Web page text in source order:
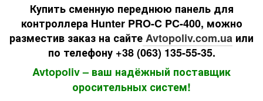
Купить сменную переднюю панель для
контроллера Hunter PRO-C PC-400, можно
разместив заказ на сайтеAvtopoliv.com.ua или
по телефону +38 (063) 135-55-35.
Avtopoliv – ваш надёжный поставщик
оросительных систем!